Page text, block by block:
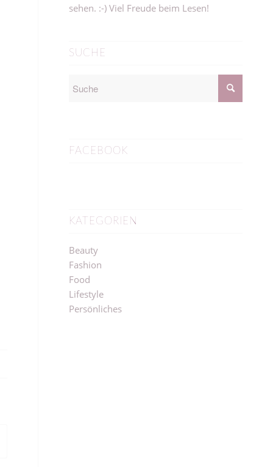
sehen. :-) Viel Freude beim Lesen!
SUCHE
FACEBOOK
KATEGORIEN
Beauty
Fashion
Food
Lifestyle
Persönliches